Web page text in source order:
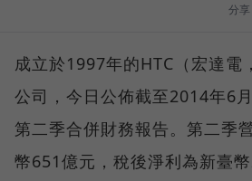
分享
成立於1997年的HTC（宏達電
公司，今日公佈截至2014年6
第二季合併財務報告。第二季
幣651億元，稅後淨利為新臺